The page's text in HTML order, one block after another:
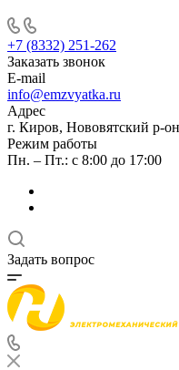
+7 (8332) 251-262
Заказать звонок
E-mail
info@emzvyatka.ru
Адрес
г. Киров, Нововятский р-
Режим работы
Пн. – Пт.: с 8:00 до 17:00
Задать вопрос